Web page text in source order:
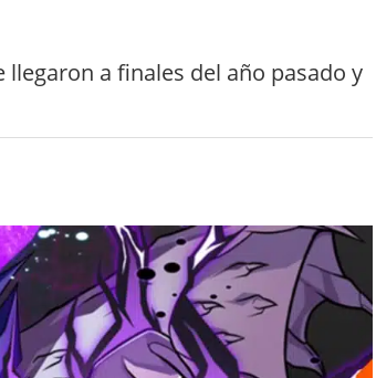
a finales del año pasado y